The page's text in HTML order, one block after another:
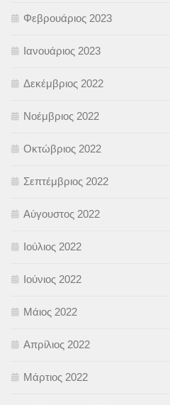
Φεβρουάριος 2023
Ιανουάριος 2023
Δεκέμβριος 2022
Νοέμβριος 2022
Οκτώβριος 2022
Σεπτέμβριος 2022
Αύγουστος 2022
Ιούλιος 2022
Ιούνιος 2022
Μάιος 2022
Απρίλιος 2022
Μάρτιος 2022